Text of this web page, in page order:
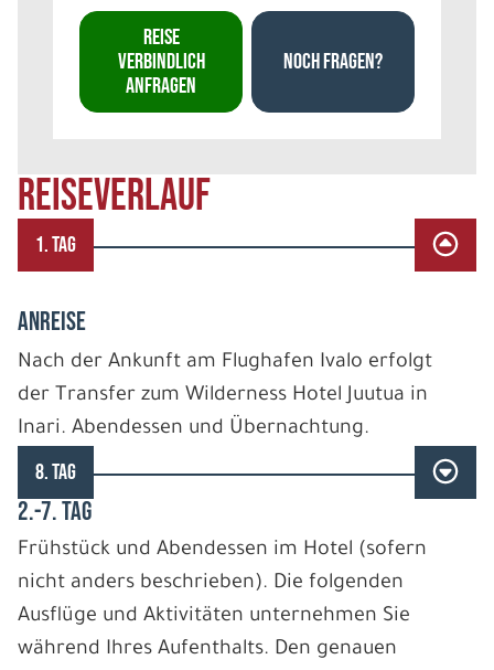
REISEVERLAUF
1. TAG
ANREISE
Nach der Ankunft am Flughafen Ivalo erfolgt
der Transfer zum Wilderness Hotel Juutua in
Inari. Abendessen und Übernachtung.
8. TAG
2.-7. TAG
Frühstück und Abendessen im Hotel (sofern
nicht anders beschrieben). Die folgenden
Ausflüge und Aktivitäten unternehmen Sie
während Ihres Aufenthalts. Den genauen
REISE
VERBINDLICH
ANFRAGEN
NOCH FRAGEN?